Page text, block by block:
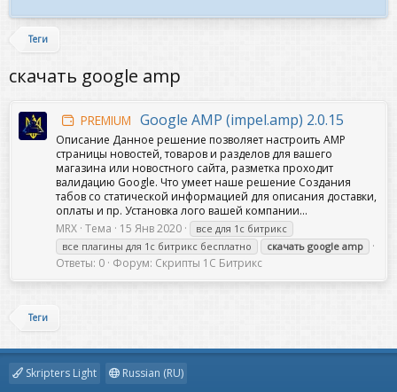
Теги
скачать google amp
PREMIUM Google AMP (impel.amp) 2.0.15
Описание Данное решение позволяет настроить AMP
страницы новостей, товаров и разделов для вашего
магазина или новостного сайта, разметка проходит
валидацию Google. Что умеет наше решение Создания
табов со статической информацией для описания доставки,
оплаты и пр. Установка лого вашей компании...
MRX Тема 15 Янв 2020
все для 1с битрикс
все плагины для 1с битрикс бесплатно
скачать google amp
Ответы: 0 Форум: Скрипты 1C Битрикс
Теги
Skripters Light
Russian (RU)